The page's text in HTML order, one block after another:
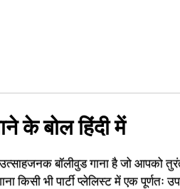
के बोल हिंदी में
बॉलीवुड गाना है जो आपको
किसी भी पार्टी प्लेलिस्ट में एक पूर्णतः